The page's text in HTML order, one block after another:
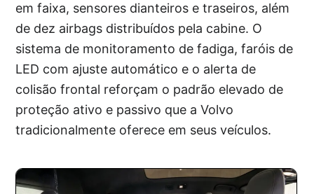
em faixa, sensores dianteiros e traseiros, além
de dez airbags distribuídos pela cabine. O
sistema de monitoramento de fadiga, faróis de
LED com ajuste automático e o alerta de
colisão frontal reforçam o padrão elevado de
proteção ativo e passivo que a Volvo
tradicionalmente oferece em seus veículos.